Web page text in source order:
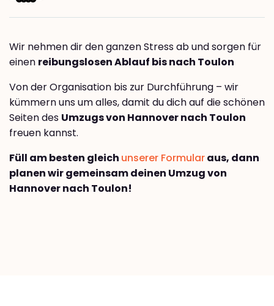
Wir nehmen dir den ganzen Stress ab und sorgen für
einen reibungslosen Ablauf bis nach Toulon
Von der Organisation bis zur Durchführung – wir
kümmern uns um alles, damit du dich auf die schönen
Seiten des Umzugs von Hannover nach Toulon
freuen kannst.
Füll am besten gleich unserer Formularaus, dann
planen wir gemeinsam deinen Umzug von
Hannover nach Toulon!